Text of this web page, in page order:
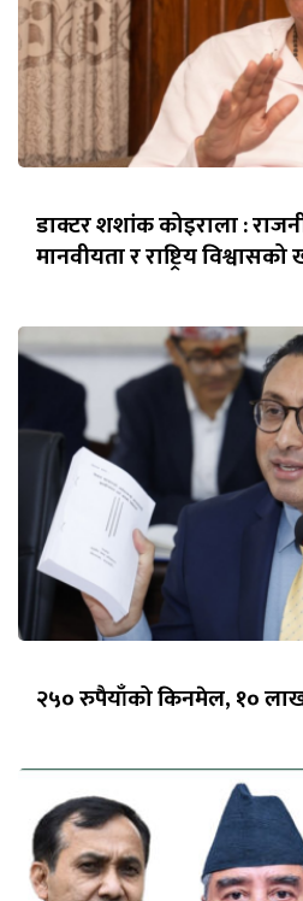
डाक्टर शशांक कोइराला :
मानवीयता र राष्ट्रिय
२५० रुपैयाँको किनमेल, १०